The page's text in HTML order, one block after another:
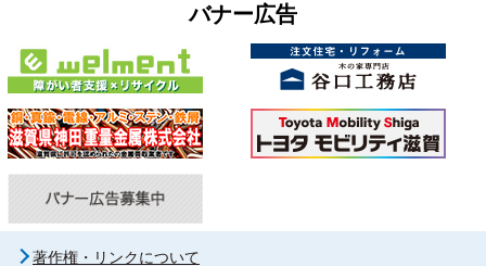
バナー広告
著作権・リンクについて